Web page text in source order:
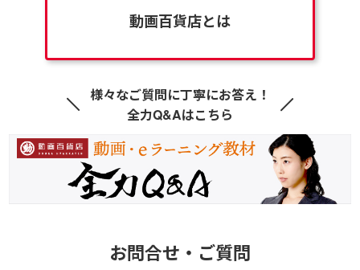
動画百貨店とは
様々なご質問に丁寧にお答え！
全力Q&Aはこちら
お問合せ・ご質問